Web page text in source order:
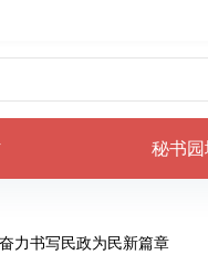
秘书园
力书写民政为民新篇章